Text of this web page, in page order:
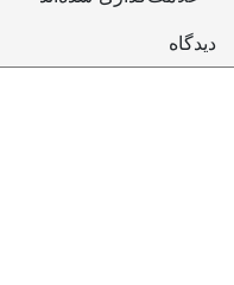
دیدگاه